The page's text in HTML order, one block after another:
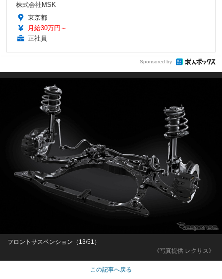
株式会社MSK
東京都
月給30万円～
正社員
Sponsored by
《写真提供 レクサス》
フロントサスペンション（13/51）
この記事へ戻る